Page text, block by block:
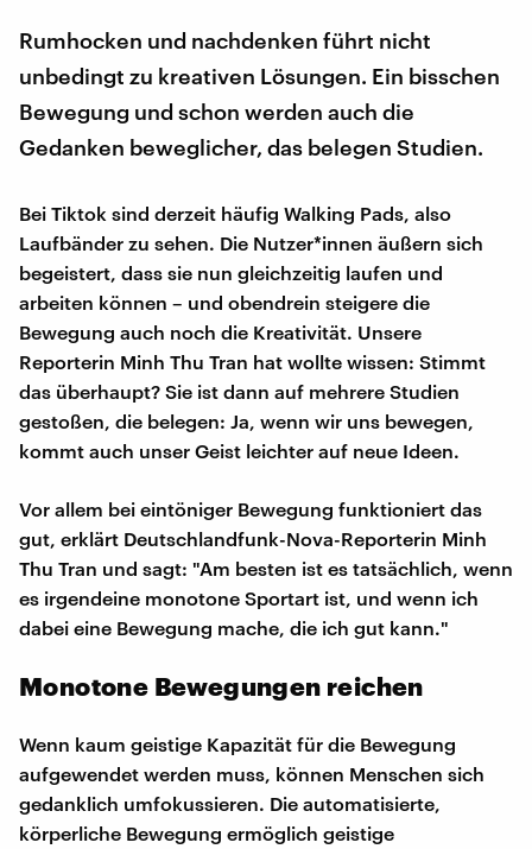
Rumhocken und nachdenken führt nicht
unbedingt zu kreativen Lösungen. Ein bisschen
Bewegung und schon werden auch die
Gedanken beweglicher, das belegen Studien.
Bei Tiktok sind derzeit häufig Walking Pads, also
Laufbänder zu sehen. Die Nutzer*innen äußern sich
begeistert, dass sie nun gleichzeitig laufen und
arbeiten können – und obendrein steigere die
Bewegung auch noch die Kreativität. Unsere
Reporterin Minh Thu Tran hat wollte wissen: Stimmt
das überhaupt? Sie ist dann auf mehrere Studien
gestoßen, die belegen: Ja, wenn wir uns bewegen,
kommt auch unser Geist leichter auf neue Ideen.
Vor allem bei eintöniger Bewegung funktioniert das
gut, erklärt Deutschlandfunk-Nova-Reporterin Minh
Thu Tran und sagt: "Am besten ist es tatsächlich, wenn
es irgendeine monotone Sportart ist, und wenn ich
dabei eine Bewegung mache, die ich gut kann."
Monotone Bewegungen reichen
Wenn kaum geistige Kapazität für die Bewegung
aufgewendet werden muss, können Menschen sich
gedanklich umfokussieren. Die automatisierte,
körperliche Bewegung ermöglich geistige